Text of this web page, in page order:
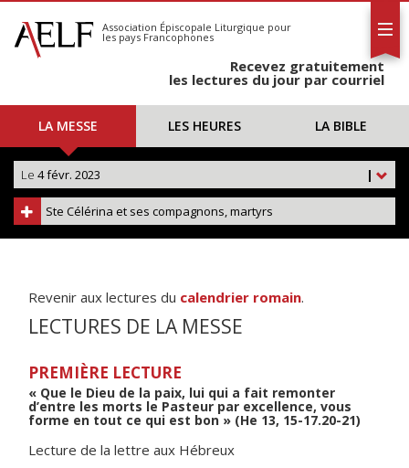
S'abonner
Calendrier
Association Épiscopale Liturgique pour
les pays Francophones
Recevez gratuitement
les lectures du jour par courriel
LA MESSE LES HEURES LA BIBLE
|
Le 4 févr. 2023
Ste Célérina et ses compagnons, martyrs
Revenir aux lectures du calendrier romain.
LECTURES DE LA MESSE
PREMIÈRE LECTURE
« Que le Dieu de la paix, lui qui a fait remonter
d’entre les morts le Pasteur par excellence, vous
forme en tout ce qui est bon » (He 13, 15-17.20-21)
Lecture de la lettre aux Hébreux